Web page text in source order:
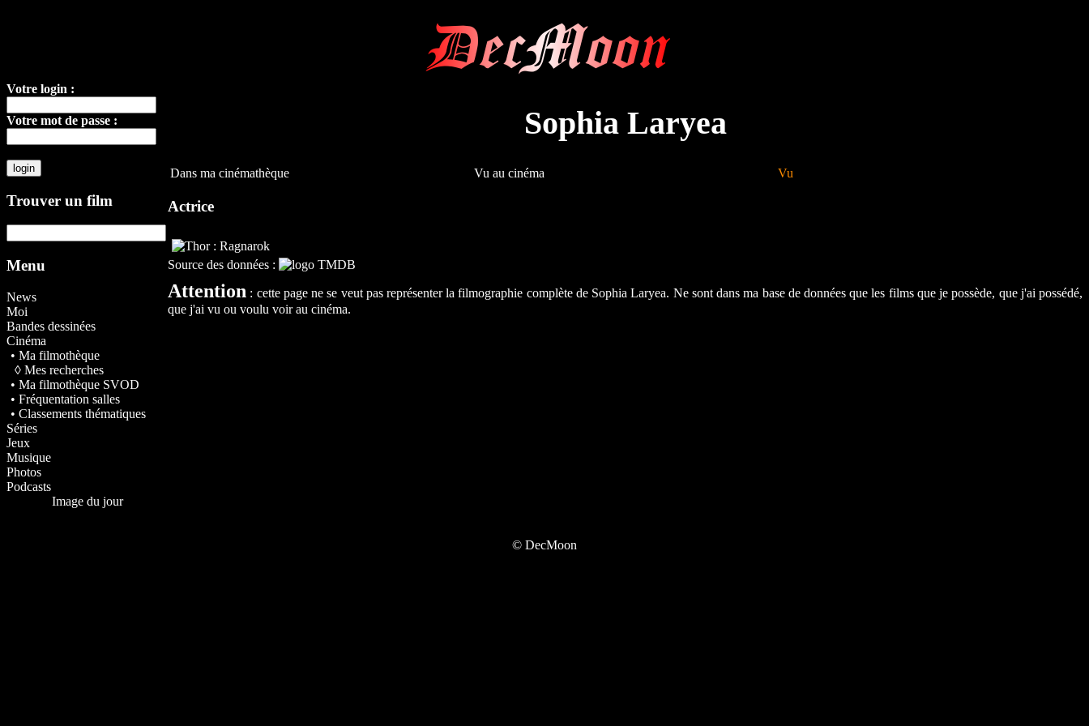
DecMoon
Votre login :
Votre mot de passe :
Trouver un film
Menu
News
Moi
Bandes dessinées
Cinéma
• Ma filmothèque
◊ Mes recherches
• Ma filmothèque SVOD
• Fréquentation salles
• Classements thématiques
Séries
Jeux
Musique
Photos
Podcasts
Image du jour
Sophia Laryea
Dans ma cinémathèque Vu au cinéma Vu
Actrice
Source des données :
Attention : cette page ne se veut pas représenter la filmographie complète de Sophia Laryea. Ne sont dans ma base de données que les films que je possède, que j'ai possédé,
que j'ai vu ou voulu voir au cinéma.
© DecMoon